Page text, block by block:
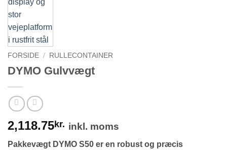
FORSIDE / RULLECONTAINER
DYMO Gulvvægt
2,118.75kr. inkl. moms
Pakkevægt DYMO S50 er en robust og præcis